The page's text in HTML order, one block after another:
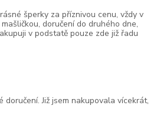
šperky za příznivou cenu, vždy v
doručení do druhého dne,
v podstatě pouze zde již řadu
doručení. Již jsem nakupovala vícekrát,